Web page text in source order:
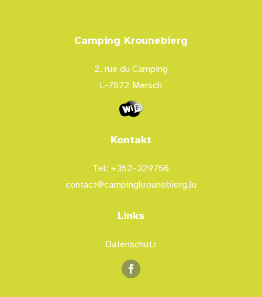
Camping Krounebierg
2, rue du Camping
L-7572 Mersch
Kontakt
Tel: +352-329756
contact@campingkrounebierg.lu
Links
Datenschutz